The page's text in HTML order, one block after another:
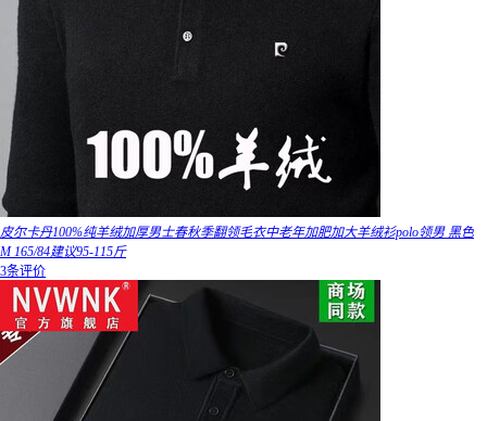
皮尔卡丹100%纯羊绒加厚男士春秋季翻领毛衣中老年加肥加大羊绒衫polo领男 黑色
M 165/84建议95-115斤
3条评价